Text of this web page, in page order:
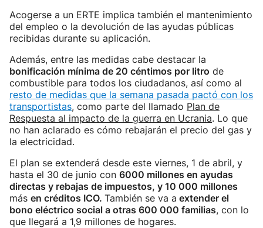
Acogerse a un ERTE implica también el mantenimiento
del empleo o la devolución de las ayudas públicas
recibidas durante su aplicación.
Además, entre las medidas cabe destacar la
bonificación mínima de 20 céntimos por litro de
combustible para todos los ciudadanos, así como al
resto de medidas que la semana pasada pactó con los
transportistas, como parte del llamado Plan de
Respuesta al impacto de la guerra en Ucrania. Lo que
no han aclarado es cómo rebajarán el precio del gas y
la electricidad.
El plan se extenderá desde este viernes, 1 de abril, y
hasta el 30 de junio con 6000 millones en ayudas
directas y rebajas de impuestos, y 10 000 millones
más en créditos ICO. También se va a extender el
bono eléctrico social a otras 600 000 familias, con lo
que llegará a 1,9 millones de hogares.